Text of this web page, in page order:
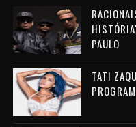
PAULO
TATI